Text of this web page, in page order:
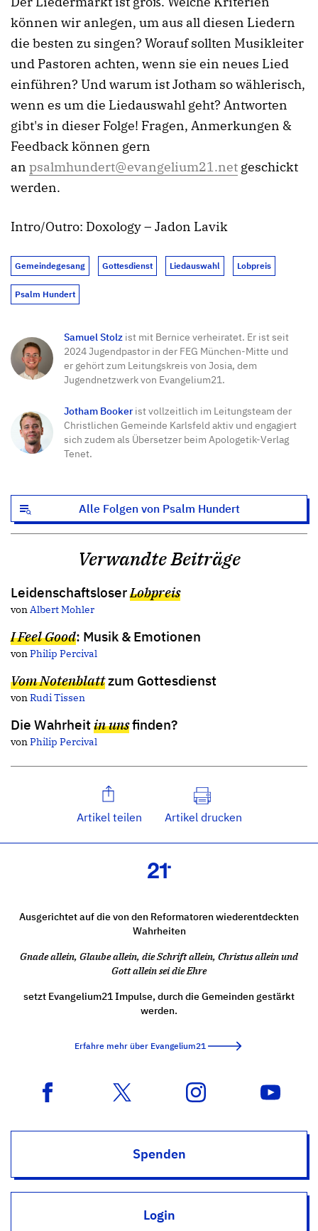
können wir anlegen, um aus all diesen Liedern
die besten zu singen? Worauf sollten Musikleiter
und Pastoren achten, wenn sie ein neues Lied
einführen? Und warum ist Jotham so wählerisch,
wenn es um die Liedauswahl geht? Antworten
gibt's in dieser Folge! Fragen, Anmerkungen &
Feedback können gern
an psalmhundert@evangelium21.net geschickt
werden.
Intro/Outro: Doxology – Jadon Lavik
Gemeindegesang Gottesdienst Liedauswahl Lobpreis
Psalm Hundert
Samuel Stolz ist mit Bernice verheiratet. Er ist seit
2024 Jugendpastor in der FEG München-Mitte und
er gehört zum Leitungskreis von Josia, dem
Jugendnetzwerk von Evangelium21.
Jotham Bookerist vollzeitlich im Leitungsteam der
Christlichen Gemeinde Karlsfeld aktiv und engagiert
sich zudem als Übersetzer beim Apologetik-Verlag
Tenet.
Alle Folgen von Psalm Hundert
Verwandte Beiträge
LeidenschaftsloserLobpreis
von Albert Mohler
I Feel Good: Musik & Emotionen
von Philip Percival
Vom Notenblattzum Gottesdienst
von Rudi Tissen
Die Wahrheitin unsfinden?
von Philip Percival
Artikel teilen Artikel drucken
Ausgerichtet auf die von den Reformatoren wiederentdeckten
Wahrheiten
Gnade allein, Glaube allein, die Schrift allein, Christus allein und
Gott allein sei die Ehre
setzt Evangelium21 Impulse, durch die Gemeinden gestärkt
werden.
Erfahre mehr über Evangelium21
Spenden
Login